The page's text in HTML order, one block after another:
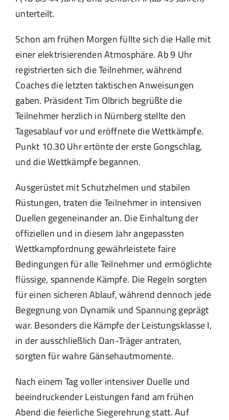
unterteilt.
Schon am frühen Morgen füllte sich die Halle mit
einer elektrisierenden Atmosphäre. Ab 9 Uhr
registrierten sich die Teilnehmer, während
Coaches die letzten taktischen Anweisungen
gaben. Präsident Tim Olbrich begrüßte die
Teilnehmer herzlich in Nürnberg stellte den
Tagesablauf vor und eröffnete die Wettkämpfe.
Punkt 10.30 Uhr ertönte der erste Gongschlag,
und die Wettkämpfe begannen.
Ausgerüstet mit Schutzhelmen und stabilen
Rüstungen, traten die Teilnehmer in intensiven
Duellen gegeneinander an. Die Einhaltung der
offiziellen und in diesem Jahr angepassten
Wettkampfordnung gewährleistete faire
Bedingungen für alle Teilnehmer und ermöglichte
flüssige, spannende Kämpfe. Die Regeln sorgten
für einen sicheren Ablauf, während dennoch jede
Begegnung von Dynamik und Spannung geprägt
war. Besonders die Kämpfe der Leistungsklasse I,
in der ausschließlich Dan-Träger antraten,
sorgten für wahre Gänsehautmomente.
Nach einem Tag voller intensiver Duelle und
beeindruckender Leistungen fand am frühen
Abend die feierliche Siegerehrung statt. Auf